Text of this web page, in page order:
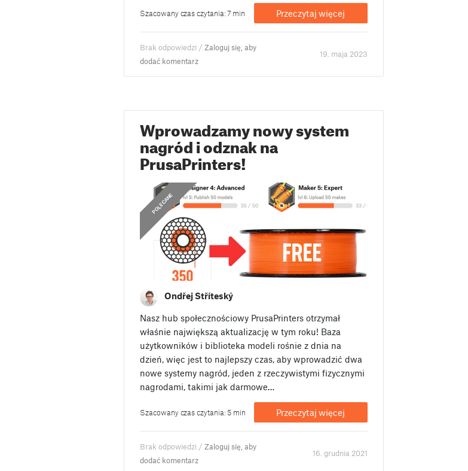
Szacowany czas czytania: 7 min Przeczytaj więcej
Brak odpowiedzi /Zaloguj się, aby
dodać komentarz
19. maja 2023
Wprowadzamy nowy system
nagród i odznak na
PrusaPrinters!
OGŁOSZENIA
POLECANE
Ondřej Stříteský
Nasz hub społecznościowy PrusaPrinters otrzymał
właśnie największą aktualizację w tym roku! Baza
użytkowników i biblioteka modeli rośnie z dnia na
dzień, więc jest to najlepszy czas, aby wprowadzić dwa
nowe systemy nagród, jeden z rzeczywistymi fizycznymi
nagrodami, takimi jak darmowe…
Szacowany czas czytania: 5 min Przeczytaj więcej
Brak odpowiedzi /Zaloguj się, aby
dodać komentarz
16. grudnia 2021